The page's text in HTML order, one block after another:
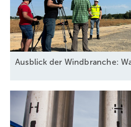
Ausblick der Windbranche: